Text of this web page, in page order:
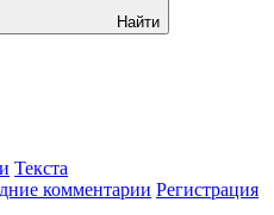
Найти
Текста
комментарии Регистрация